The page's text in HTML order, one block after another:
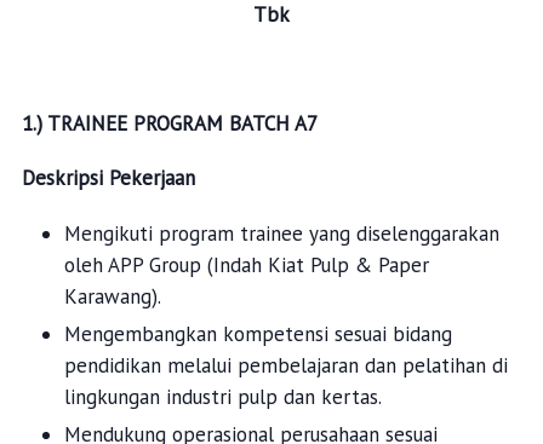
Tbk
1.) TRAINEE PROGRAM BATCH A7
Deskripsi Pekerjaan
Mengikuti program trainee yang diselenggarakan
oleh APP Group (Indah Kiat Pulp & Paper
Karawang).
Mengembangkan kompetensi sesuai bidang
pendidikan melalui pembelajaran dan pelatihan di
lingkungan industri pulp dan kertas.
Mendukung operasional perusahaan sesuai